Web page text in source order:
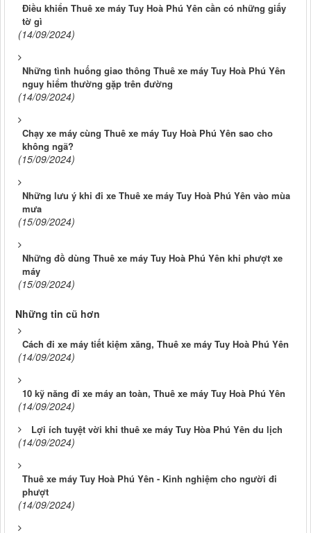
Điều khiển Thuê xe máy Tuy Hoà Phú Yên cần có những giấy
tờ gì
(14/09/2024)
Những tình huống giao thông Thuê xe máy Tuy Hoà Phú Yên
nguy hiểm thường gặp trên đường
(14/09/2024)
Chạy xe máy cùng Thuê xe máy Tuy Hoà Phú Yên sao cho
không ngã?
(15/09/2024)
Những lưu ý khi đi xe Thuê xe máy Tuy Hoà Phú Yên vào mùa
mưa
(15/09/2024)
Những đồ dùng Thuê xe máy Tuy Hoà Phú Yên khi phượt xe
máy
(15/09/2024)
Những tin cũ hơn
Cách đi xe máy tiết kiệm xăng, Thuê xe máy Tuy Hoà Phú Yên
(14/09/2024)
10 kỹ năng đi xe máy an toàn, Thuê xe máy Tuy Hoà Phú Yên
(14/09/2024)
Lợi ích tuyệt vời khi thuê xe máy Tuy Hòa Phú Yên du lịch
(14/09/2024)
Thuê xe máy Tuy Hoà Phú Yên - Kinh nghiệm cho người đi
phượt
(14/09/2024)